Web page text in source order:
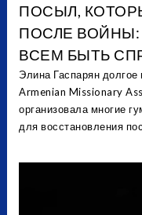
ПОСЫЛ,
ПОСЛЕ ВОЙНЫ:
ВСЕМ БЫТЬ
Элина Гаспарян долгое
Armenian Missionary
организовала многие
для восстановления